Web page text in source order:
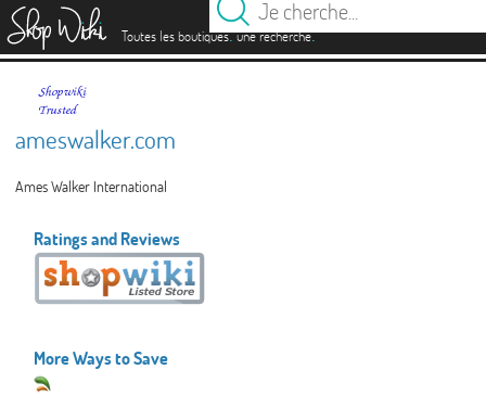
Toutes les boutiques.une recherche.
ameswalker.com
Ames Walker International
Ratings and Reviews
More Ways to Save